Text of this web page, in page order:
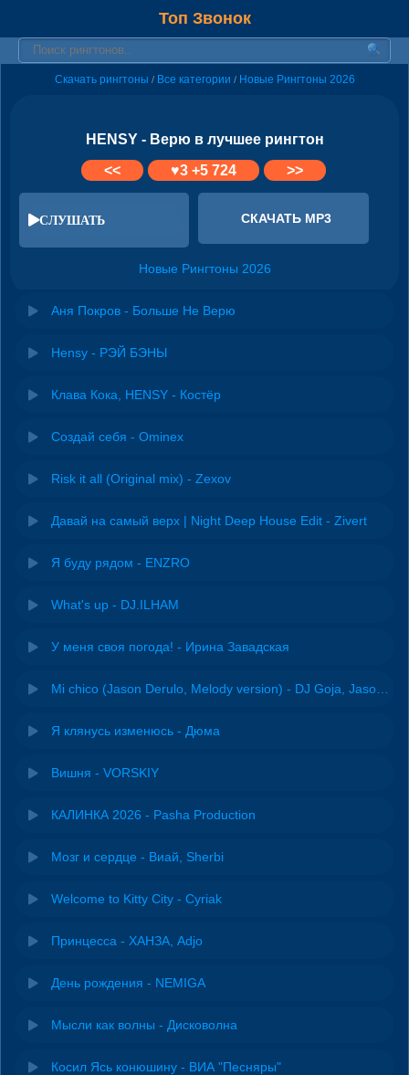
Топ Звонок
Скачать рингтоны / Все категории / Новые Рингтоны 2026
HENSY - Верю в лучшее рингтон
<<
♥3 +5 724 >>
СЛУШАТЬ СКАЧАТЬ MP3
Новые Рингтоны 2026
Аня Покров - Больше Не Верю
Hensy - РЭЙ БЭНЫ
Клава Кока, HENSY - Костёр
Создай себя - Ominex
Risk it all (Original mix) - Zexov
Давай на самый верх | Night Deep House Edit - Zivert
Я буду рядом - ENZRO
What's up - DJ.ILHAM
У меня своя погода! - Ирина Завадская
Я клянусь изменюсь - Дюма
Вишня - VORSKIY
КАЛИНКА 2026 - Pasha Production
Мозг и сердце - Виай, Sherbi
Welcome to Kitty City - Cyriak
Принцесса - ХАНЗА, Adjo
День рождения - NEMIGA
Мысли как волны - Дисковолна
Косил Ясь конюшину - ВИА "Песняры"